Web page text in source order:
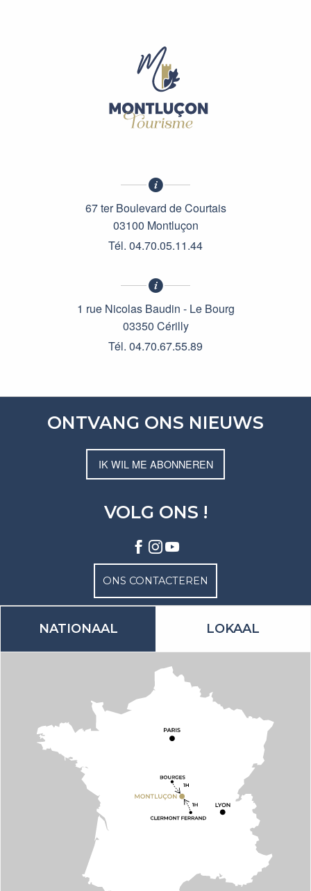
67 ter Boulevard de Courtais
03100 Montluçon
Tél. 04.70.05.11.44
1 rue Nicolas Baudin - Le Bourg
03350 Cérilly
Tél. 04.70.67.55.89
ONTVANG ONS NIEUWS
IK WIL ME ABONNEREN
VOLG ONS !
ONS CONTACTEREN
NATIONAAL LOKAAL